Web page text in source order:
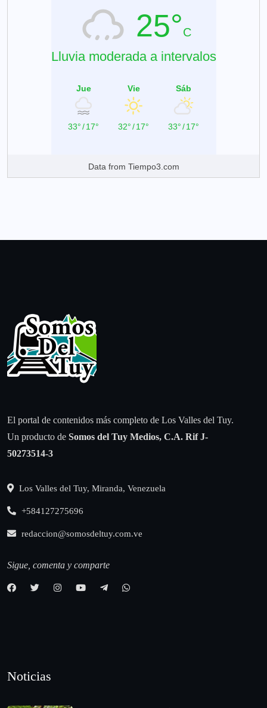
25°C
Lluvia moderada a intervalos
Jue
33°/17°
Vie
32°/17°
Sáb
33°/17°
Data from Tiempo3.com
El portal de contenidos más completo de Los Valles del Tuy.
Un producto de Somos del Tuy Medios, C.A. Rif J-
50273514-3
Los Valles del Tuy, Miranda, Venezuela
+584127275696
redaccion@somosdeltuy.com.ve
Sigue, comenta y comparte
Noticias